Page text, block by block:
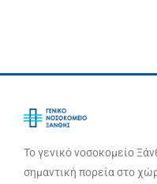
Το γενικό νοσοκομείο
σημαντική πορεία στο